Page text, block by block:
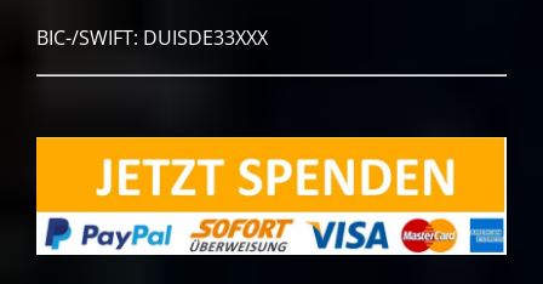
BIC-/SWIFT: DUISDE33XXX